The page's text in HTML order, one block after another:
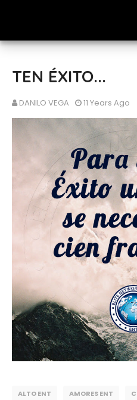
TEN ÉXITO...
DANILO VEGA 11 Years Ago
ALTO ENT AMORES ENT